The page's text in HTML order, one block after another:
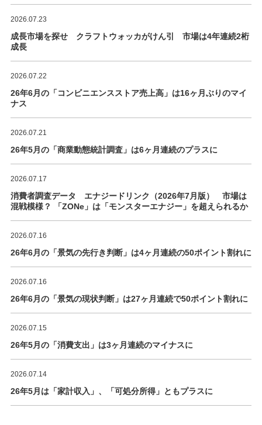
2026.07.23
成長市場を探せ クラフトウォッカがけん引 市場は4年連続2桁
成長
2026.07.22
26年6月の「コンビニエンスストア売上高」は16ヶ月ぶりのマイ
ナス
2026.07.21
26年5月の「商業動態統計調査」は6ヶ月連続のプラスに
2026.07.17
消費者調査データ エナジードリンク（2026年7月版） 市場は
混戦模様？ 「ZONe」は「モンスターエナジー」を超えられるか
2026.07.16
26年6月の「景気の先行き判断」は4ヶ月連続の50ポイント割れに
2026.07.16
26年6月の「景気の現状判断」は27ヶ月連続で50ポイント割れに
2026.07.15
26年5月の「消費支出」は3ヶ月連続のマイナスに
2026.07.14
26年5月は「家計収入」、「可処分所得」ともプラスに